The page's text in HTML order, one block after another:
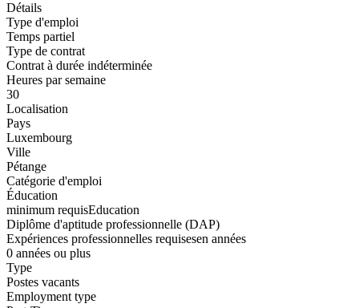
Détails
Type d'emploi
Temps partiel
Type de contrat
Contrat à durée indéterminée
Heures par semaine
30
Localisation
Pays
Luxembourg
Ville
Pétange
Catégorie d'emploi
Éducation
minimum requisEducation
Diplôme d'aptitude professionnelle (DAP)
Expériences professionnelles requisesen années
0 années ou plus
Type
Postes vacants
Employment type